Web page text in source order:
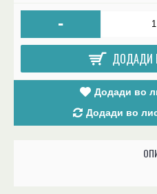
-
ДОДАДИ
Додади во
Додади во